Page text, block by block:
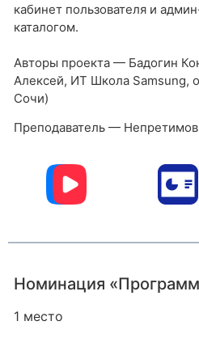
кабинет пользователя и
каталогом.
Авторы проекта — Бадогин
Алексей, ИТ Школа Samsung,
Сочи)
Преподаватель —
Номинация
1 место